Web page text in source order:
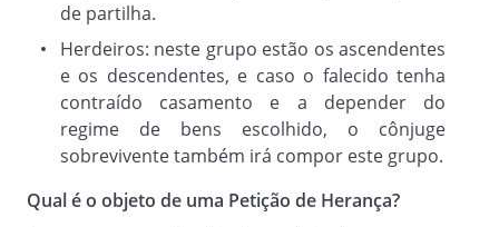
considerado, visto que é do falecido
mencionado no inventário acima.
Do Direito
O direito do Autor encontra respaldo
principalmente no artigo 1.824 do Código
Civil, que estabelece:
de partilha.
Herdeiros: neste grupo estão os ascendentes
e os descendentes, e caso o falecido tenha
contraído casamento e a depender do
regime de bens escolhido, o cônjuge
sobrevivente também irá compor este grupo.
Qual é o objeto de uma Petição de Herança?